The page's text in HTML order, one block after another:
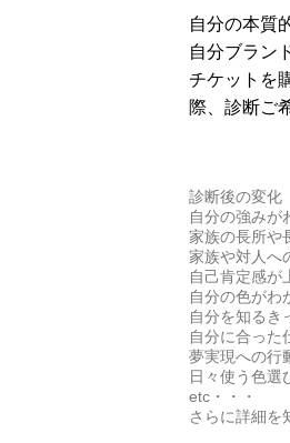
自分の本質
自分ブラン
チケットを
際、診断ご
診断後の変化
自分の強みが
家族の長所や
家族や対人へ
自己肯定感が
自分の色がわ
自分を知るき
自分に合った
夢実現への行
日々使う色選
etc・・・
さらに詳細を